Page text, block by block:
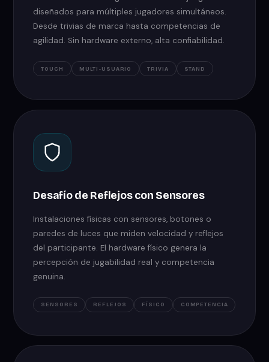
diseñados para múltiples jugadores simultáneos.
Desde trivias de marca hasta competencias de
agilidad. Sin hardware externo, alta confiabilidad.
TOUCH MULTI-USUARIO TRIVIA STAND
Desafío de Reflejos con Sensores
Instalaciones físicas con sensores, botones o
paredes de luces que miden velocidad y reflejos
del participante. El hardware físico genera la
percepción de jugabilidad real y competencia
genuina.
SENSORES REFLEJOS FÍSICO COMPETENCIA